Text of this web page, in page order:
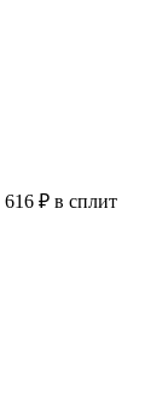
616 ₽ в сплит